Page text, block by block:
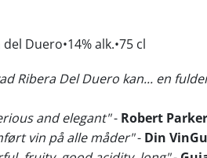
del Duero 14% alk. 75 cl
Ribera Del Duero kan... en
and elegant"- Robert Parker
vin på alle måder"- Din